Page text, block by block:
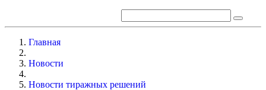
Главная
Новости
Новости тиражных решений